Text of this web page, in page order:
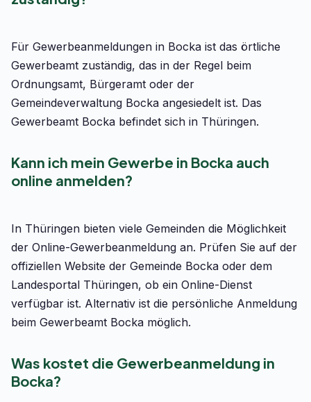
Für Gewerbeanmeldungen in Bocka ist das örtliche
Gewerbeamt zuständig, das in der Regel beim
Ordnungsamt, Bürgeramt oder der
Gemeindeverwaltung Bocka angesiedelt ist. Das
Gewerbeamt Bocka befindet sich in Thüringen.
Kann ich mein Gewerbe in Bocka auch
online anmelden?
In Thüringen bieten viele Gemeinden die Möglichkeit
der Online-Gewerbeanmeldung an. Prüfen Sie auf der
offiziellen Website der Gemeinde Bocka oder dem
Landesportal Thüringen, ob ein Online-Dienst
verfügbar ist. Alternativ ist die persönliche Anmeldung
beim Gewerbeamt Bocka möglich.
Was kostet die Gewerbeanmeldung in
Bocka?